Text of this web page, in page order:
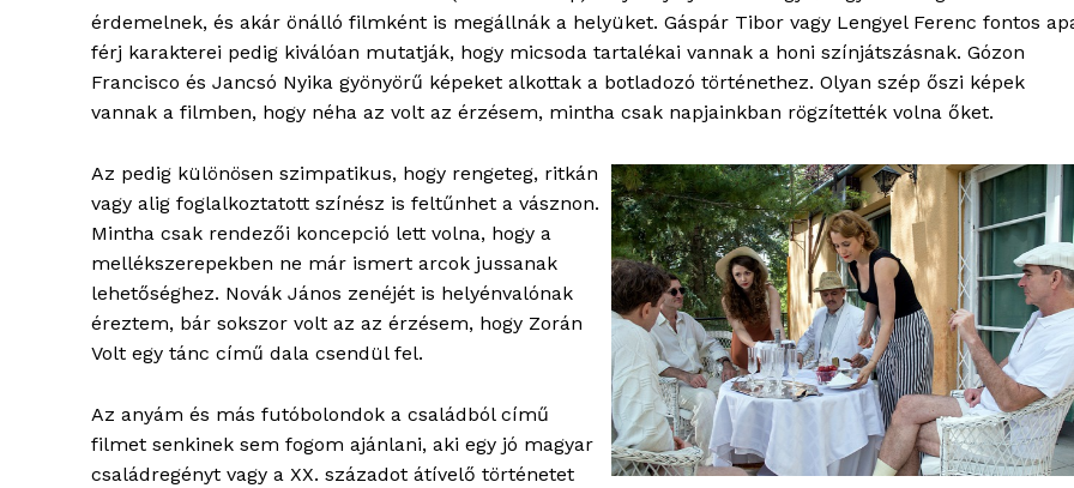
érdemelnek, és akár önálló filmként is megállnák a helyüket. Gáspár Tibor vagy Lengyel Ferenc fontos
férj karakterei pedig kiválóan mutatják, hogy micsoda tartalékai vannak a honi színjátszásnak. Gózon
Francisco és Jancsó Nyika gyönyörű képeket alkottak a botladozó történethez. Olyan szép őszi képek
vannak a filmben, hogy néha az volt az érzésem, mintha csak napjainkban rögzítették volna őket.
Az pedig különösen szimpatikus, hogy rengeteg, ritkán
vagy alig foglalkoztatott színész is feltűnhet a vásznon.
Mintha csak rendezői koncepció lett volna, hogy a
mellékszerepekben ne már ismert arcok jussanak
lehetőséghez. Novák János zenéjét is helyénvalónak
éreztem, bár sokszor volt az az érzésem, hogy Zorán
Volt egy tánc című dala csendül fel.
Az anyám és más futóbolondok a családból című
filmet senkinek sem fogom ajánlani, aki egy jó magyar
családregényt vagy a XX. századot átívelő történetet